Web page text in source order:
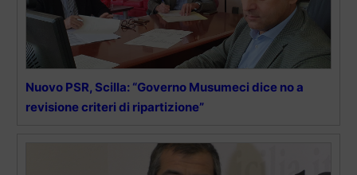
Nuovo PSR, Scilla: “Governo Musumeci dice no a
revisione criteri di ripartizione”